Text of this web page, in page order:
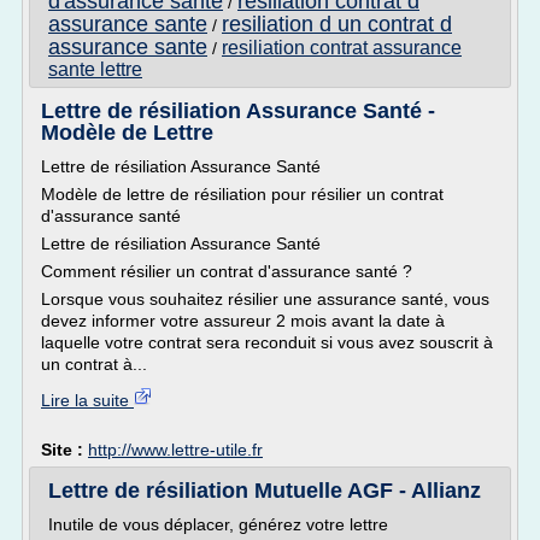
assurance sante / resiliation d un contrat d
assurance sante / resiliation contrat assurance
sante lettre
Lettre de résiliation Assurance Santé -
Modèle de Lettre
Lettre de résiliation Assurance Santé
Modèle de lettre de résiliation pour résilier un contrat
d'assurance santé
Lettre de résiliation Assurance Santé
Comment résilier un contrat d'assurance santé ?
Lorsque vous souhaitez résilier une assurance santé, vous
devez informer votre assureur 2 mois avant la date à
laquelle votre contrat sera reconduit si vous avez souscrit à
un contrat à...
Lire la suite
Site : http://www.lettre-utile.fr
Lettre de résiliation Mutuelle AGF - Allianz
Inutile de vous déplacer, générez votre lettre